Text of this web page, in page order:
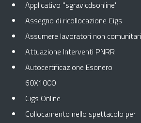
Applicativo "sgravicdsonline"
Assegno di ricollocazione Cigs
Assumere lavoratori non comunitari
Attuazione Interventi PNRR
Autocertificazione Esonero
60X1000
Cigs Online
Collocamento nello spettacolo per